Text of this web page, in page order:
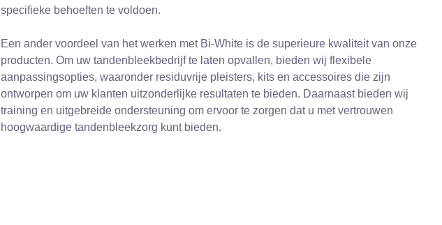
specifieke behoeften te voldoen.
Een ander voordeel van het werken met Bi-White is de superieure kwaliteit van onze
producten. Om uw tandenbleekbedrijf te laten opvallen, bieden wij flexibele
aanpassingsopties, waaronder residuvrije pleisters, kits en accessoires die zijn
ontworpen om uw klanten uitzonderlijke resultaten te bieden. Daarnaast bieden wij
training en uitgebreide ondersteuning om ervoor te zorgen dat u met vertrouwen
hoogwaardige tandenbleekzorg kunt bieden.